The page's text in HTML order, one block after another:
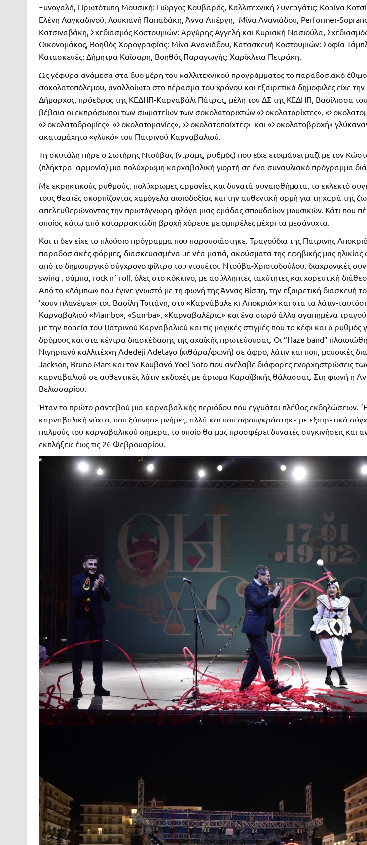
Ξυνογαλά, Πρωτότυπη Μουσική: Γιώργος Κουβαράς, Καλλιτεχνική Συνεργάτις: Κορίνα
Ελένη Λαγκαδινού, Λουκιανή Παπαδάκη, Άννα Απέργη, Μίνα Ανανιάδου, Performer-
Κατσιναβάκη, Σχεδιασμός Κοστουμιών: Αργύρης Αγγελή και Κυριακή Νασιούλα,
Οικονομάκος, Βοηθός Χορογραφίας: Μίνα Ανανιάδου, Κατασκευή Κοστουμιών: Σοφία
Κατασκευές: Δήμητρα Καίσαρη, Βοηθός Παραγωγής: Χαρίκλεια Πετράκη.
Ως γέφυρα ανάμεσα στα δυο μέρη του καλλιτεχνικού προγράμματος το παραδοσιακό
σοκολατοπόλεμου, αναλλοίωτο στο πέρασμα του χρόνου και εξαιρετικά δημοφιλές είχε την
Δήμαρχος, πρόεδρος της ΚΕΔΗΠ-Καρναβάλι Πάτρας, μέλη του ΔΣ της ΚΕΔΗΠ, Βασίλισσα
βέβαια οι εκπρόσωποι των σωματείων των σοκολατοριχτών «Σοκολατορίχτες»,
«Σοκολατοδρομίες», «Σοκολατομανίες», «Σοκολατοπαίχτες» και «Σοκολατοβροχή»
ακαταμάχητο «γλυκό» του Πατρινού Καρναβαλιού.
Τη σκυτάλη πήρε ο Σωτήρης Ντούβας (ντραμς, ρυθμός) που είχε ετοιμάσει μαζί με τον
(πλήκτρα, αρμονία) μια πολύχρωμη καρναβαλική γιορτή σε ένα συναυλιακό πρόγραμμα
Με εκρηκτικούς ρυθμούς, πολύχρωμες αρμονίες και δυνατά συναισθήματα, το εκλεκτό
τους θεατές σκορπίζοντας χαμόγελα αισιοδοξίας και την αυθεντική ορμή για τη χαρά της
απελευθερώνοντας την πρωτόγνωρη φλόγα μιας ομάδας σπουδαίων μουσικών. Κάτι που
οποίος κάτω από καταρρακτώδη βροχή χόρευε με ομπρέλες μέχρι τα μεσάνυχτα.
Και τι δεν είχε το πλούσιο πρόγραμμα που παρουσιάστηκε. Τραγούδια της Πατρινής
παραδοσιακές φόρμες, διασκευασμένα με νέα ματιά, ακούσματα της εφηβικής μας ηλικίας
από το δημιουργικό σύγχρονο φίλτρο του ντουέτου Ντούβα-Χριστοδούλου, διαχρονικές
swing , σάμπα, rock n΄ roll, όλες στο κόκκινο, με ασύλληπτες ταχύτητες και χορευτική
Από το «Λάμπω» που έγινε γνωστό με τη φωνή της Άννας Βίσση, την εξαιρετική διασκευή
‘χουν πλανέψει» του Βασίλη Τσιτάνη, στο «Καρνάβαλε κι Αποκριά» και στα τα λάτιν-
Καρναβαλιού «Μambo», «Sαmba», «Καρναβαλέρια» και ένα σωρό άλλα αγαπημένα
με την πορεία του Πατρινού Καρναβαλιού και τις μαγικές στιγμές που το κέφι και ο ρυθμός
δρόμους και στα κέντρα διασκέδασης της αχαϊκής πρωτεύουσας. Οι “Haze band”
Νιγηριανό καλλιτέχνη Αdedeji Adetayo (κιθάρα/φωνή) σε άφρο, λάτιν και ποπ, μουσικές
Jackson, Bruno Mars και τον Κουβανό Yoel Soto που ανέλαβε διάφορες ενορχηστρώσεις
καρναβαλιού σε αυθεντικές λάτιν εκδοχές με άρωμα Καραϊβικής θάλασσας. Στη φωνή η
Βελισσαρίου.
Ήταν το πρώτο ραντεβού μια καρναβαλικής περιόδου που εγγυάται πλήθος εκδηλώσεων.
καρναβαλική νύχτα, που ξύπνησε μνήμες, αλλά και που αφουγκράστηκε με εξαιρετικά
παλμούς του καρναβαλικού σήμερα, το οποίο θα μας προσφέρει δυνατές συγκινήσεις και
εκπλήξεις έως τις 26 Φεβρουαρίου.